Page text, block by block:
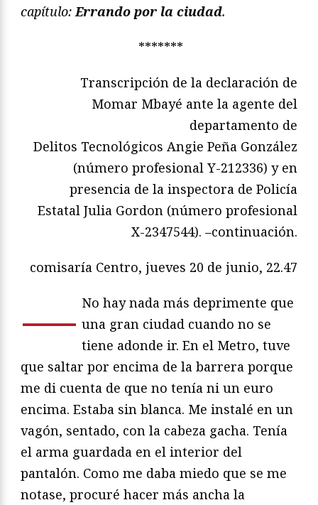
capítulo:Errando por la ciudad.
*******
Transcripción de la declaración de
Momar Mbayé ante la agente del
departamento de
Delitos Tecnológicos Angie Peña González
(número profesional Y-212336) y en
presencia de la inspectora de Policía
Estatal Julia Gordon (número profesional
X-2347544). –continuación.
comisaría Centro, jueves 20 de junio, 22.47
— No hay nada más deprimente que
una gran ciudad cuando no se
tiene adonde ir. En el Metro, tuve
que saltar por encima de la barrera porque
me di cuenta de que no tenía ni un euro
encima. Estaba sin blanca. Me instalé en un
vagón, sentado, con la cabeza gacha. Tenía
el arma guardada en el interior del
pantalón. Como me daba miedo que se me
notase, procuré hacer más ancha la